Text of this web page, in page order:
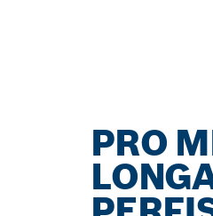
PRO